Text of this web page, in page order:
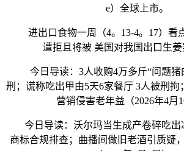
e）全球上市。
进出口食物一周（4。13-4。17）看
遭拒且将被 美国对我国出口生姜
今日导读：3人收购4万多斤“问题猪
刑；谎称吃出甲由5天6家餐厅 3人被刑
营销侵害老年益（2026年4月
今日导读：沃尔玛当生成产卷碎吃出
商标合规排查；曲播间做旧老酒引质疑